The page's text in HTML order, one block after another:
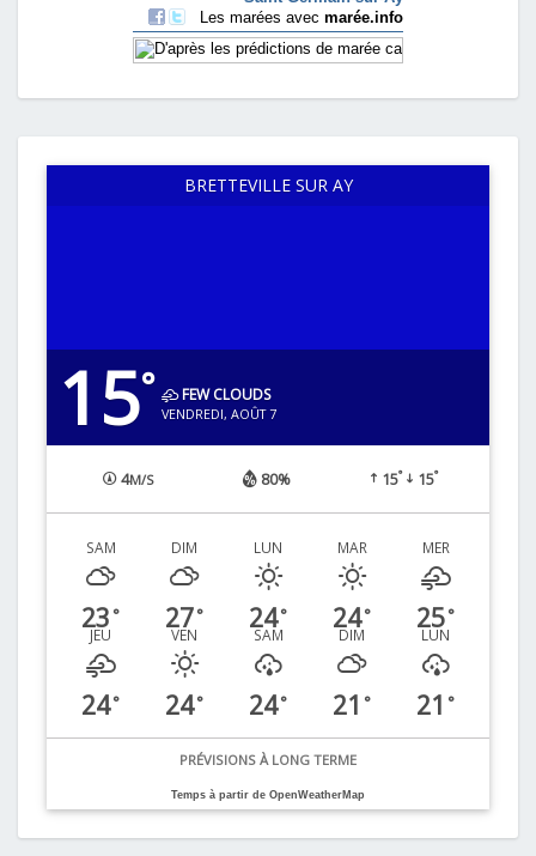
BRETTEVILLE SUR AY
15° FEW CLOUDS
VENDREDI, AOÛT 7
4M/S 80% 15° 15°
SAM
23 °
DIM
27°
LUN
24°
MAR
24°
MER
25°
JEU
24°
VEN
24°
SAM
24°
DIM
21 °
LUN
21 °
PRÉVISIONS À LONG TERME
Temps à partir de OpenWeatherMap